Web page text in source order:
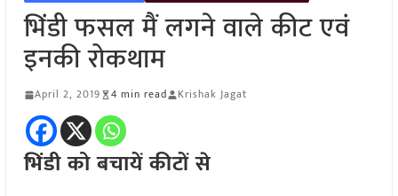
भिंडी फसल मैं लगने वाले कीट एवं
इनकी रोकथाम
April 2, 2019 4 min read Krishak Jagat
भिंडी को बचायें कीटों से